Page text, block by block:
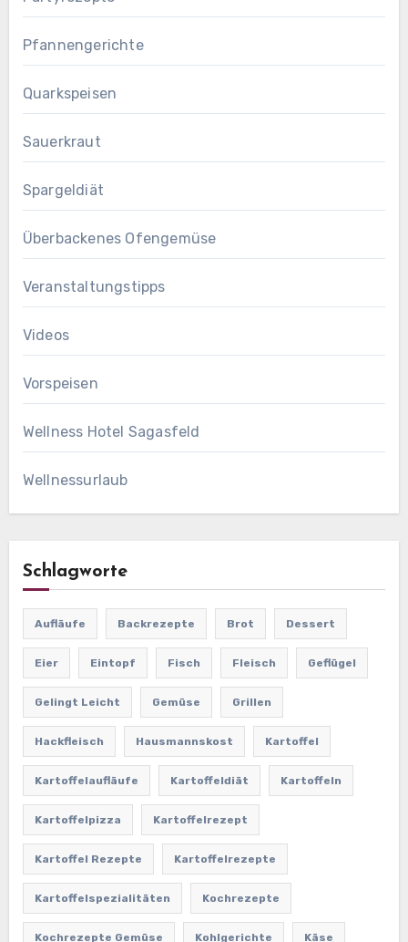
Pfannengerichte
Quarkspeisen
Sauerkraut
Spargeldiät
Überbackenes Ofengemüse
Veranstaltungstipps
Videos
Vorspeisen
Wellness Hotel Sagasfeld
Wellnessurlaub
Schlagworte
Aufläufe Backrezepte Brot Dessert
Eier Eintopf Fisch Fleisch Geflügel
Gelingt Leicht Gemüse Grillen
Hackfleisch Hausmannskost Kartoffel
Kartoffelaufläufe Kartoffeldiät Kartoffeln
Kartoffelpizza Kartoffelrezept
Kartoffel Rezepte Kartoffelrezepte
Kartoffelspezialitäten Kochrezepte
Kochrezepte Gemüse Kohlgerichte Käse